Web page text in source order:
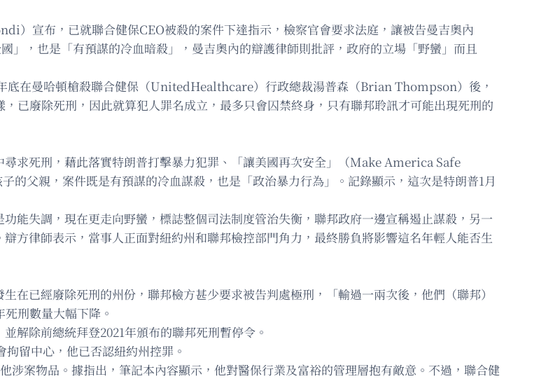
）宣布，已就聯合健保CEO被殺的案件下達指示，檢察官會要求法庭，讓被告曼吉奧內
，也是「有預謀的冷血暗殺」，曼吉奧內的辯護律師則批評，政府的立場「野蠻」而且
底在曼哈頓槍殺聯合健保（UnitedHealthcare）行政總裁湯普森（Brian Thompson）後，
已廢除死刑，因此就算犯人罪名成立，最多只會囚禁終身，只有聯邦聆訊才可能出現死刑的
求死刑，藉此落實特朗普打擊暴力犯罪、「讓美國再次安全」（Make America Safe
的父親，案件既是有預謀的冷血謀殺，也是「政治暴力行為」。記錄顯示，這次是特朗普1月
能失調，現在更走向野蠻，標誌整個司法制度管治失衡，聯邦政府一邊宣稱遏止謀殺，另一
方律師表示，當事人正面對紐約州和聯邦檢控部門角力，最終勝負將影響這名年輕人能否生
在已經廢除死刑的州份，聯邦檢方甚少要求被告判處極刑，「輸過一兩次後，他們（聯邦）
刑數量大幅下降。
解除前總統拜登2021年頒布的聯邦死刑暫停令。
留中心，他已否認紐約州控罪。
涉案物品。據指出，筆記本內容顯示，他對醫保行業及富裕的管理層抱有敵意。不過，聯合健